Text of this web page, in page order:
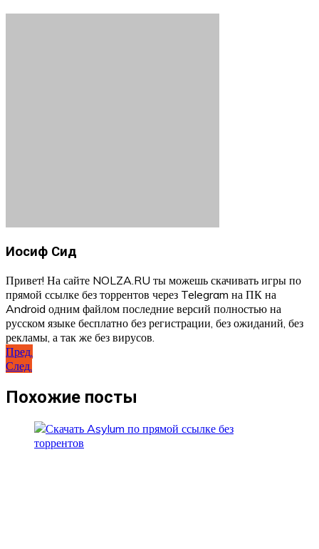
Иосиф Сид
Привет! На сайте NOLZA.RU ты можешь скачивать игры по
прямой ссылке без торрентов через Telegram на ПК на
Android одним файлом последние версий полностью на
русском языке бесплатно без регистрации, без ожиданий, без
рекламы, а так же без вирусов.
Навигация
по
записям
Пред.
След.
Похожие посты